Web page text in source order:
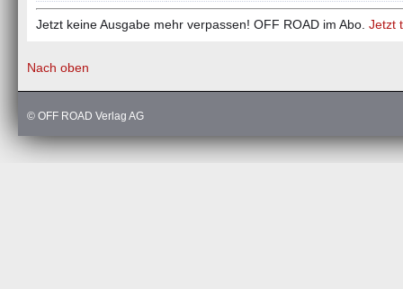
Jetzt keine Ausgabe mehr verpassen! OFF ROAD im Abo. Jetzt
Nach oben
© OFF ROAD Verlag AG